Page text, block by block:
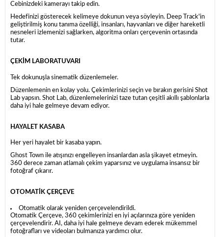
Cebinizdeki kamerayı takip edin.
Hedefinizi gösterecek kelimeye dokunun veya söyleyin. Deep Track'in
geliştirilmiş konu tanıma özelliği, insanları, hayvanları ve diğer hareketli
nesneleri izlemenizi sağlarken, algoritma onları çerçevenin ortasında
tutar.
ÇEKİM LABORATUVARI
Tek dokunuşla sinematik düzenlemeler.
Düzenlemenin en kolay yolu. Çekimlerinizi seçin ve bırakın gerisini Shot
Lab yapsın. Shot Lab, düzenlemelerinizi taze tutan çeşitli akıllı şablonlarla
daha iyi hale gelmeye devam ediyor.
HAYALET KASABA
Her yeri hayalet bir kasaba yapın.
Ghost Town ile atışınızı engelleyen insanlardan asla şikayet etmeyin.
360 derece zaman atlamalı çekim yaparsınız ve uygulama insansız bir
fotoğraf çıkarır.
OTOMATİK ÇERÇEVE
Otomatik olarak yeniden çerçevelendirildi.
Otomatik Çerçeve, 360 çekimlerinizi en iyi açılarınıza göre yeniden
çerçevelendirir. AI, daha iyi hale gelmeye devam ederek mükemmel
fotoğrafları ve videoları bulmanıza yardımcı olur.